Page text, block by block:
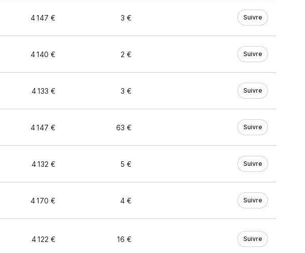
4 147 € 3 € Suivre
4 140 € 2 € Suivre
4 133 € 3 € Suivre
4 147 € 63 € Suivre
4 132 € 5 € Suivre
4 170 € 4 € Suivre
4 122 € 16 € Suivre